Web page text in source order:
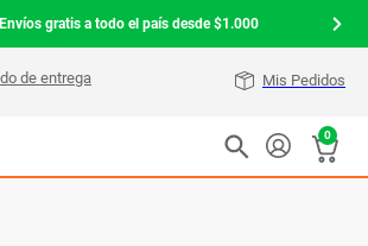
Envíos gratis a todo el país desde $1.000
Mis Pedidos
0